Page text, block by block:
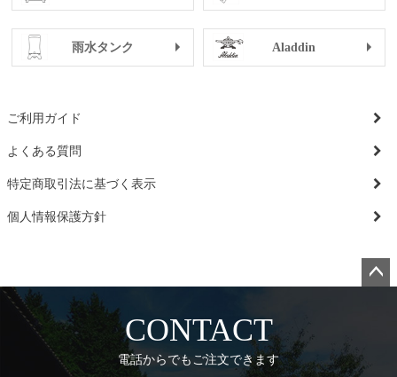
雨水タンク Aladdin
ご利用ガイド
よくある質問
特定商取引法に基づく表示
個人情報保護方針
CONTACT
電話からでもご注文できます